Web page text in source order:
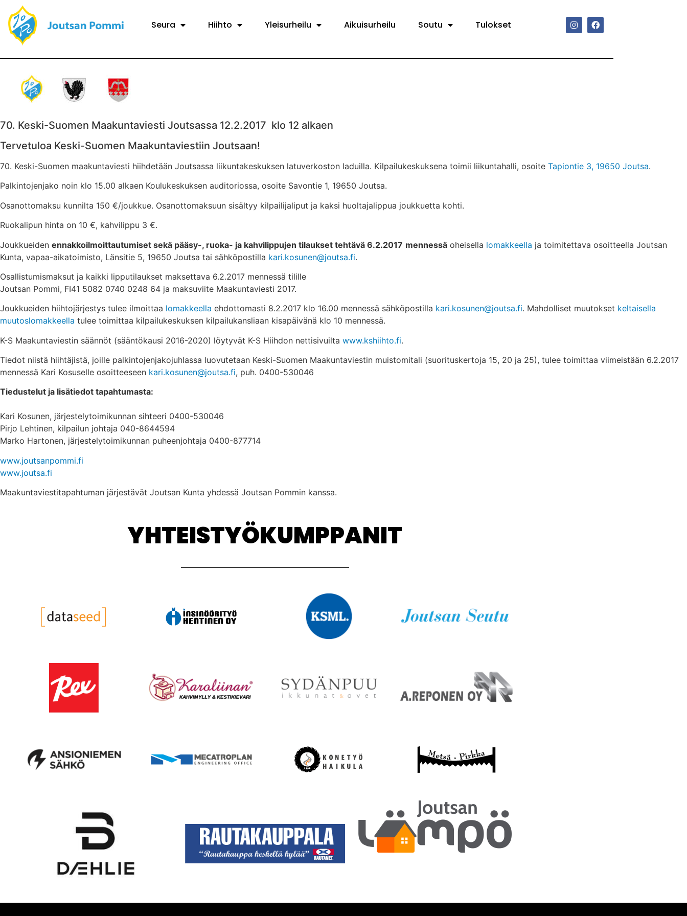
Seura Hiihto Yleisurheilu Aikuisurheilu Soutu Tulokset
70. Keski-Suomen Maakuntaviesti Joutsassa 12.2.2017 klo 12 alkaen
Tervetuloa Keski-Suomen Maakuntaviestiin Joutsaan!
70. Keski-Suomen maakuntaviesti hiihdetään Joutsassa liikuntakeskuksen latuverkoston laduilla. Kilpailukeskuksena toimii liikuntahalli, osoite Tapiontie 3, 19650 Joutsa.
Palkintojenjako noin klo 15.00 alkaen Koulukeskuksen auditoriossa, osoite Savontie 1, 19650 Joutsa.
Osanottomaksu kunnilta 150 €/joukkue. Osanottomaksuun sisältyy kilpailijaliput ja kaksi huoltajalippua joukkuetta kohti.
Ruokalipun hinta on 10 €, kahvilippu 3 €.
Joukkueiden ennakkoilmoittautumiset sekä pääsy-, ruoka- ja kahvilippujen tilaukset tehtävä 6.2.2017 mennessä oheisella lomakkeella ja toimitettava osoitteella Joutsan
Kunta, vapaa-aikatoimisto, Länsitie 5, 19650 Joutsa tai sähköpostilla kari.kosunen@joutsa.fi.
Osallistumismaksut ja kaikki lipputilaukset maksettava 6.2.2017 mennessä tilille
Joutsan Pommi, FI41 5082 0740 0248 64 ja maksuviite Maakuntaviesti 2017.
Joukkueiden hiihtojärjestys tulee ilmoittaa lomakkeella ehdottomasti 8.2.2017 klo 16.00 mennessä sähköpostilla kari.kosunen@joutsa.fi. Mahdolliset muutokset keltaisella
muutoslomakkeella tulee toimittaa kilpailukeskuksen kilpailukansliaan kisapäivänä klo 10 mennessä.
K-S Maakuntaviestin säännöt (sääntökausi 2016-2020) löytyvät K-S Hiihdon nettisivuilta www.kshiihto.fi.
Tiedot niistä hiihtäjistä, joille palkintojenjakojuhlassa luovutetaan Keski-Suomen Maakuntaviestin muistomitali (suorituskertoja 15, 20 ja 25), tulee toimittaa viimeistään 6.2.2017
mennessä Kari Kosuselle osoitteeseen kari.kosunen@joutsa.fi, puh. 0400-530046
Tiedustelut ja lisätiedot tapahtumasta:
Kari Kosunen, järjestelytoimikunnan sihteeri 0400-530046
Pirjo Lehtinen, kilpailun johtaja 040-8644594
Marko Hartonen, järjestelytoimikunnan puheenjohtaja 0400-877714
www.joutsanpommi.fi
www.joutsa.fi
Maakuntaviestitapahtuman järjestävät Joutsan Kunta yhdessä Joutsan Pommin kanssa.
YHTEISTYÖKUMPPANIT